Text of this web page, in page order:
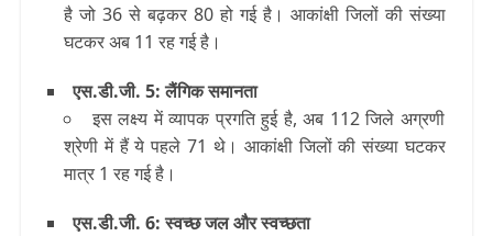
है जो 36 से बढ़कर 80 हो गई है। आकांक्षी जिलों की संख्या
घटकर अब 11 रह गई है।
एस.डी.जी. 5: लैंगिक समानता
इस लक्ष्य में व्यापक प्रगति हुई है, अब 112 जिले अग्रणी
श्रेणी में हैं ये पहले 71 थे। आकांक्षी जिलों की संख्या घटकर
मात्र 1 रह गई है।
एस.डी.जी. 6: स्वच्छ जल और स्वच्छता